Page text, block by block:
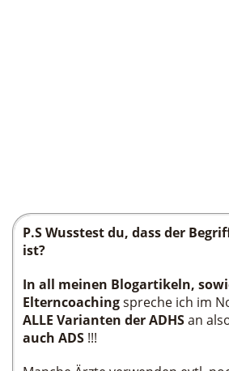
P.S Wusstest du, dass der
ist?
In all meinen Blogartikeln,
Elterncoachingspreche ich im
ALLE Varianten der ADHSan
auch ADS !!!